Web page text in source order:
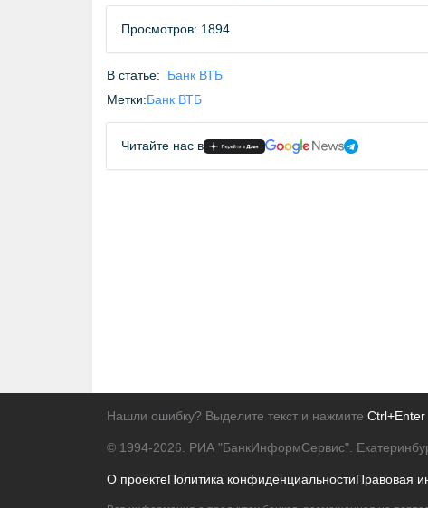
Просмотров: 1894
В статье:
Банк ВТБ
Метки:Банк ВТБ
Читайте нас в
Нашли ошибку? Выделите текст и нажмите Ctrl+Enter
© 1994-2026. РИА "БанкИнформСервис".
О проектеПолитика конфиденциальностиПравовая